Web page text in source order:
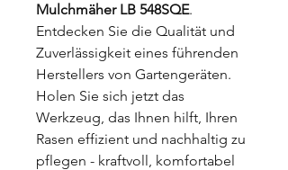
Mulchmäher LB 548SQE.
Entdecken Sie die Qualität und
Zuverlässigkeit eines führenden
Herstellers von Gartengeräten.
Holen Sie sich jetzt das
Werkzeug, das Ihnen hilft, Ihren
Rasen effizient und nachhaltig zu
pflegen - kraftvoll, komfortabel